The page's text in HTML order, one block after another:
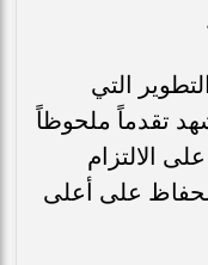
التي
في أغسطس 2025 تشهد تقدماً ملحوظاً
الالتزام
على أعلى